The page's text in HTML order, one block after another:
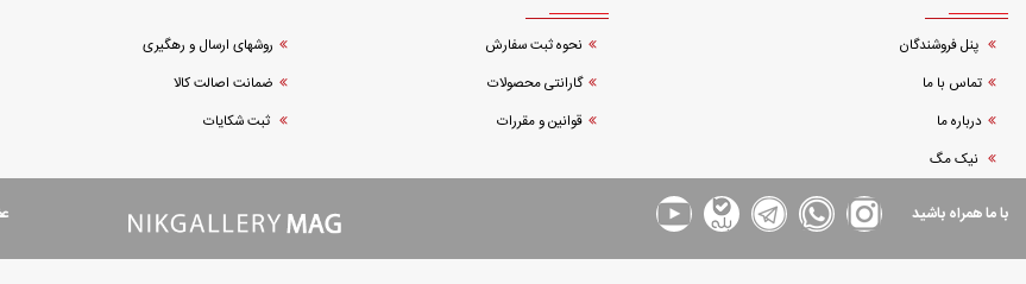
پنل فروشندگان
تماس با ما
درباره ما
نیک مگ
نحوه ثبت سفارش
روشهای ارسال و رهگیری
گارانتی محصولات
ضمانت اصالت کالا
قوانین و مقررات
ثبت شکایات
با ما همراه باشید